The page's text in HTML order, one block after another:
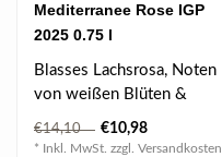
Mediterranee Rose IGP
2025 0.75 l
Blasses Lachsrosa, Noten
von weißen Blüten &
weißem Pfirsich, am
Gaumen drüc..
€14,10 €10,98
* Inkl. MwSt. zzgl. Versandkosten